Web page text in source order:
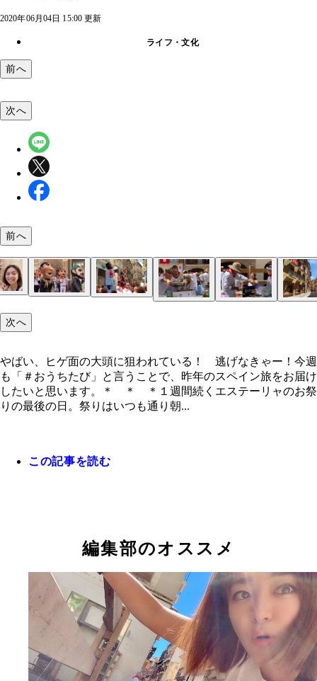
2020年06月04日 15:00 更新
ライフ・文化
前へ
高いところに控えていた大人も容赦なく叩かれる
った
子屋）のカウンターかな？
えてくれたマヌエル
気をつけようっと
次へ
前へ
次へ
やばい、ヒゲ面の大頭に狙われている！ 逃げなきゃー！今週
も「＃おうちたび」と言うことで、昨年のスペイン旅をお届け
したいと思います。＊ ＊ ＊１週間続くエステーリャのお祭
りの最後の日。祭りはいつも通り朝...
この記事を読む
編集部のオススメ